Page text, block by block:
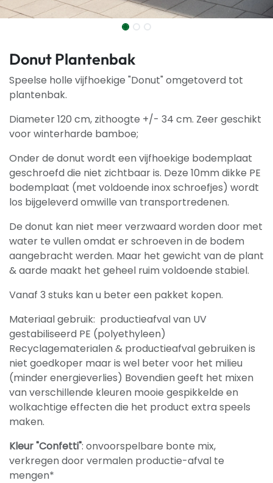
Donut Plantenbak
Speelse holle vijfhoekige "Donut" omgetoverd tot
plantenbak.
Diameter 120 cm, zithoogte +/- 34 cm. Zeer geschikt
voor winterharde bamboe;
Onder de donut wordt een vijfhoekige bodemplaat
geschroefd die niet zichtbaar is. Deze 10mm dikke PE
bodemplaat (met voldoende inox schroefjes) wordt
los bijgeleverd omwille van transportredenen.
De donut kan niet meer verzwaard worden door met
water te vullen omdat er schroeven in de bodem
aangebracht werden. Maar het gewicht van de plant
& aarde maakt het geheel ruim voldoende stabiel.
Vanaf 3 stuks kan u beter een pakket kopen.
Materiaal gebruik: productieafval van UV
gestabiliseerd PE (polyethyleen)
Recyclagematerialen & productieafval gebruiken is
niet goedkoper maar is wel beter voor het milieu
(minder energieverlies) Bovendien geeft het mixen
van verschillende kleuren mooie gespikkelde en
wolkachtige effecten die het product extra speels
maken.
Kleur "Confetti": onvoorspelbare bonte mix,
verkregen door vermalen productie-afval te
mengen*